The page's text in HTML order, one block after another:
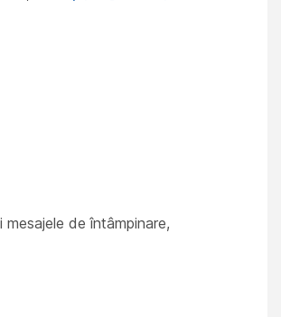
mesajele de întâmpinare,